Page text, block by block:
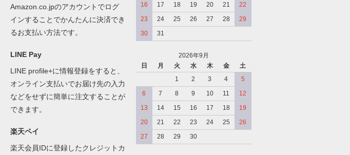
Amazon.co.jpのアカウントでログ
インすることでかんたんに決済でき
るお支払い方法です。
LINE Pay
LINE profile+に情報登録をすると、
オンライン支払いでお届け先の入力
などをせずに簡単に注文することが
できます。
楽天ペイ
楽天会員IDに登録したクレジットカ
16
17 18 19 20 21
22
23
24 25 26 27 28
29
30
31
2026年9月
日
月 火 水 木 金
土
1
2 3 4
5
6
7 8 9 10 11
12
13
14 15 16 17 18
19
20
21 22 23 24 25
26
27
28 29 30